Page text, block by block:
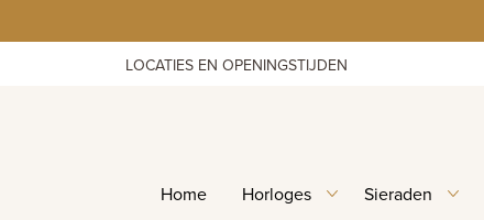
to
LOCATIES EN OPENINGSTIJDEN
Home Horloges Sieraden